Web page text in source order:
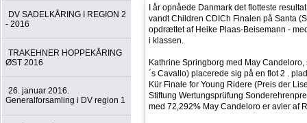
DV SADELKÅRING I REGION 2
- 2016
TRAKEHNER HOPPEKÅRING
ØST 2016
26. januar 2016.
Generalforsamling i DV region 1
I år opnåede Danmark det flotteste
vandt Children CDICh Finalen på Santa
opdrættet af Heike Plaas-Beisemann -
i klassen.
Kathrine Springborg med May
´s Cavallo) placerede sig på en flot 2 .
Kür Finale for Young Ridere (Preis der
Stiftung Wertungsprüfung
med 72,292% May Candeloro er avler af